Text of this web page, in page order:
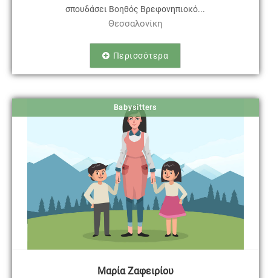
σπουδάσει Βοηθός Βρεφονηπιοκό...
Θεσσαλονίκη
Περισσότερα
Babysitters
Μαρία Ζαφειρίου